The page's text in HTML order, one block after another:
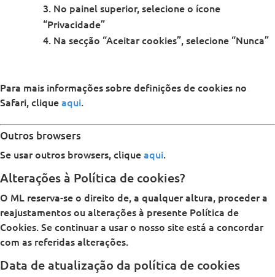
No painel superior, selecione o ícone
“Privacidade”
Na secção “Aceitar cookies”, selecione “Nunca”
Para mais informações sobre definições de cookies no
Safari, cliqueaqui.
Outros browsers
Se usar outros browsers, cliqueaqui.
Alterações à Política de cookies?
O ML reserva-se o direito de, a qualquer altura, proceder a
reajustamentos ou alterações à presente Política de
Cookies. Se continuar a usar o nosso site está a concordar
com as referidas alterações.
Data de atualização da política de cookies